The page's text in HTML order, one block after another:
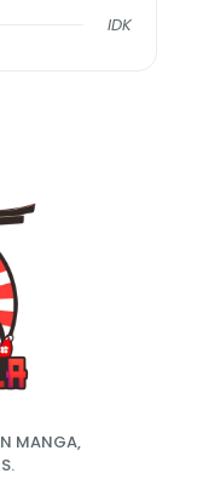
IDK
MANGA,